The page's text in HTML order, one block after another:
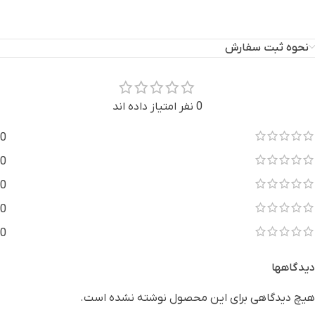
نحوه ثبت سفارش
0 نفر امتیاز داده اند
0
0
0
0
0
دیدگاهها
هیچ دیدگاهی برای این محصول نوشته نشده است.